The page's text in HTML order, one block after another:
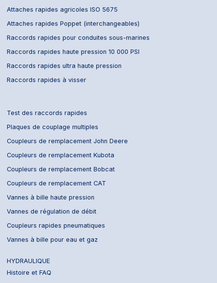
Attaches rapides agricoles ISO 5675
Attaches rapides Poppet (interchangeables)
Raccords rapides pour conduites sous-marines
Raccords rapides haute pression 10 000 PSI
Raccords rapides ultra haute pression
Raccords rapides à visser
Test des raccords rapides
Plaques de couplage multiples
Coupleurs de remplacement John Deere
Coupleurs de remplacement Kubota
Coupleurs de remplacement Bobcat
Coupleurs de remplacement CAT
Vannes à bille haute pression
Vannes de régulation de débit
Coupleurs rapides pneumatiques
Vannes à bille pour eau et gaz
HYDRAULIQUE
Histoire et FAQ